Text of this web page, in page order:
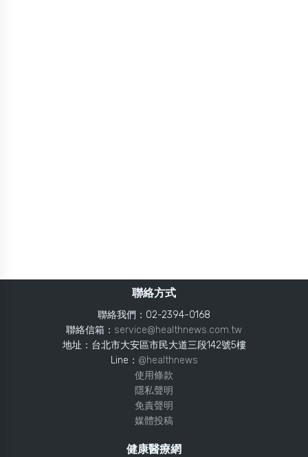
聯絡方式
聯絡我們：02-2394-0168
聯絡信箱： service@healthnews.com.tw
地址：台北市大安區市民大道三段142號5樓
Line： @healthnews
使用條款
隱私聲明
免責聲明
媒體投稿
健康醫療網